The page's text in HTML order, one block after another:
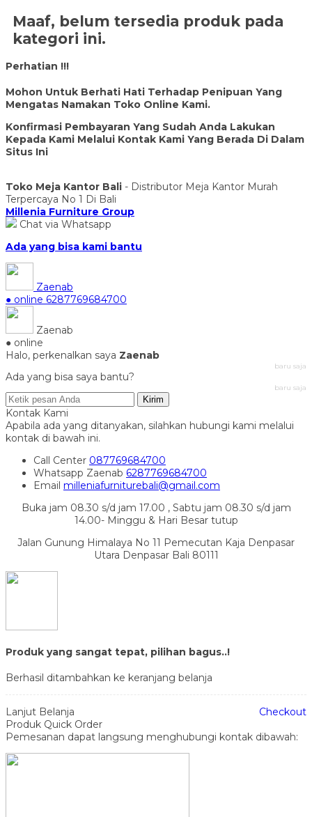
Maaf, belum tersedia produk pada
kategori ini.
Perhatian !!!
Mohon Untuk Berhati Hati Terhadap Penipuan Yang
Mengatas Namakan Toko Online Kami.
Konfirmasi Pembayaran Yang Sudah Anda Lakukan
Kepada Kami Melalui Kontak Kami Yang Berada Di Dalam
Situs Ini
Toko Meja Kantor Bali - Distributor Meja Kantor Murah
Terpercaya No 1 Di Bali
Millenia Furniture Group
Chat via Whatsapp
Ada yang bisa kami bantu
Zaenab
● online 6287769684700
Zaenab
● online
Halo, perkenalkan saya Zaenab
baru saja
Ada yang bisa saya bantu?
baru saja
Kirim
Kontak Kami
Apabila ada yang ditanyakan, silahkan hubungi kami melalui
kontak di bawah ini.
Call Center 087769684700
Whatsapp Zaenab 6287769684700
Email milleniafurniturebali@gmail.com
Buka jam 08.30 s/d jam 17.00 , Sabtu jam 08.30 s/d jam
14.00- Minggu & Hari Besar tutup
Jalan Gunung Himalaya No 11 Pemecutan Kaja Denpasar
Utara Denpasar Bali 80111
Produk yang sangat tepat, pilihan bagus..!
Berhasil ditambahkan ke keranjang belanja
Lanjut Belanja
Checkout
Produk Quick Order
Pemesanan dapat langsung menghubungi kontak dibawah: